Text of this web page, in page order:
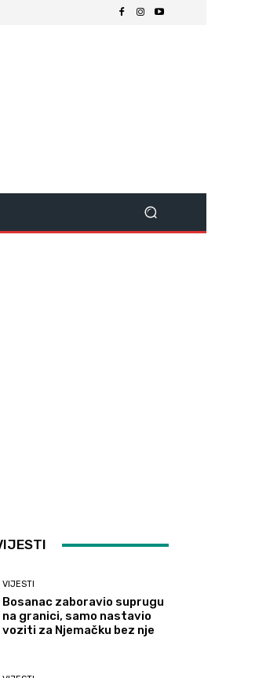
VIJESTI
Bosanac zaboravio suprugu
na granici, samo nastavio
voziti za Njemačku bez nje